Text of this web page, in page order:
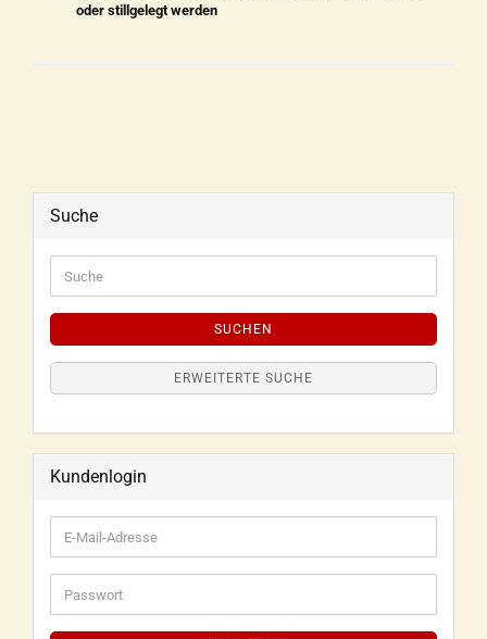
oder stillgelegt werden
Suche
SUCHEN
ERWEITERTE SUCHE
Kundenlogin